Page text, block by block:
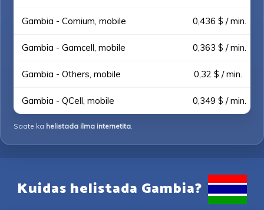
Gambia - Comium, mobile 0,436 $ / min.
Gambia - Gamcell, mobile 0,363 $ / min.
Gambia - Others, mobile 0,32 $ / min.
Gambia - QCell, mobile 0,349 $ / min.
Saate ka helistada ilma internetita.
Kuidas helistada Gambia?